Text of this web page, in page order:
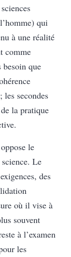
qui
à une réalité
comme
besoin que
secondes
la pratique
le
Le
des
où il vise à
souvent
à l’examen
les